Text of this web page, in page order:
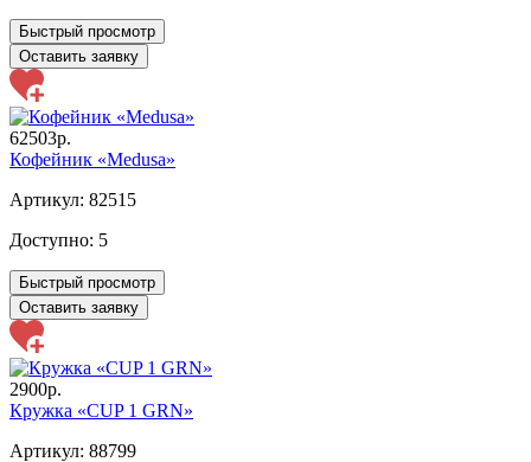
Быстрый просмотр
Оставить заявку
62503р.
Кофейник «Medusa»
Артикул: 82515
Доступно: 5
Быстрый просмотр
Оставить заявку
2900р.
Кружка «CUP 1 GRN»
Артикул: 88799